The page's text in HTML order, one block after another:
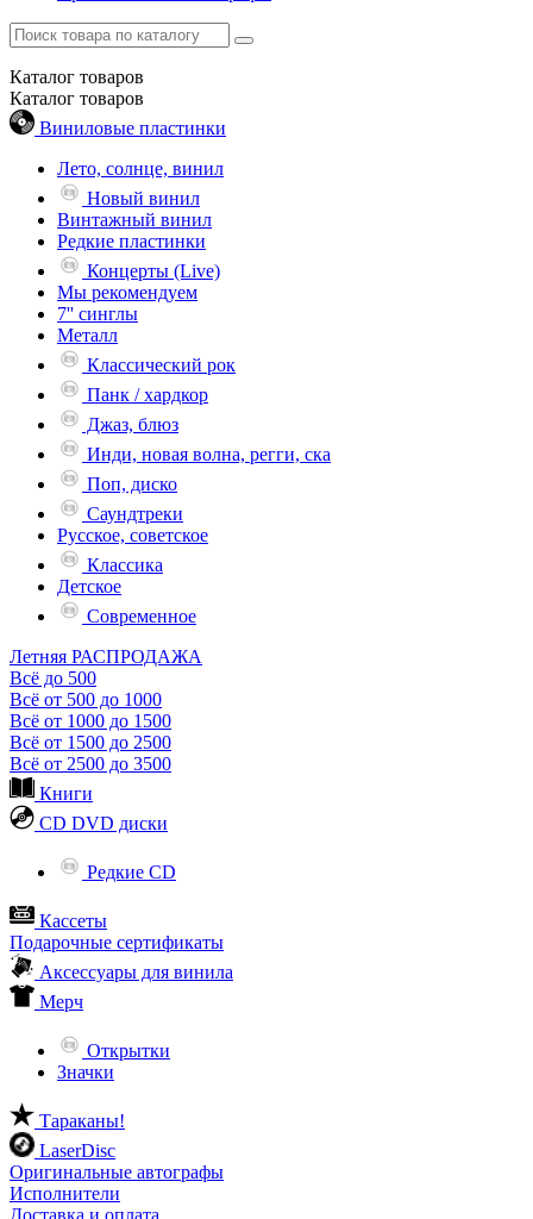
Каталог товаров
Каталог товаров
Виниловые пластинки
Лето, солнце, винил
Новый винил
Винтажный винил
Редкие пластинки
Концерты (Live)
Мы рекомендуем
7'' синглы
Металл
Классический рок
Панк / хардкор
Джаз, блюз
Инди, новая волна, регги, ска
Поп, диско
Саундтреки
Русское, советское
Классика
Детское
Современное
Летняя РАСПРОДАЖА
Всё до 500
Всё от 500 до 1000
Всё от 1000 до 1500
Всё от 1500 до 2500
Всё от 2500 до 3500
Книги
CD DVD диски
Редкие CD
Кассеты
Подарочные сертификаты
Аксессуары для винила
Мерч
Открытки
Значки
Тараканы!
LaserDisc
Оригинальные автографы
Исполнители
Доставка и оплата